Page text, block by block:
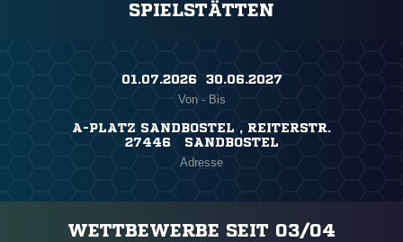
SPIELSTÄTTEN
01.07.2026 ​ 30.06.2027
Von - Bis
A-PLATZ SANDBOSTEL , REITERSTR.
27446 SANDBOSTEL
Adresse
WETTBEWERBE SEIT 03/04